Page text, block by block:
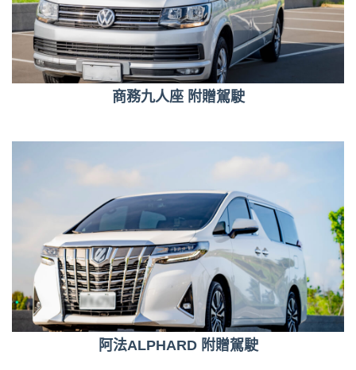
商務九人座 附贈駕駛
阿法ALPHARD 附贈駕駛